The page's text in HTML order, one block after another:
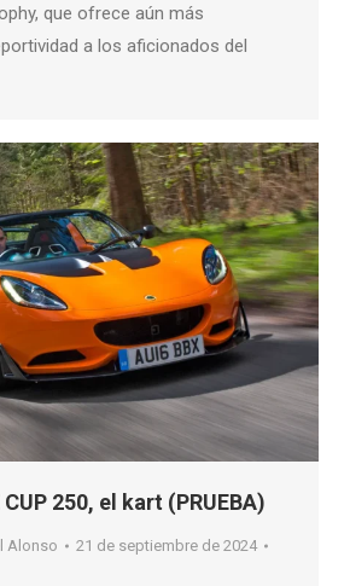
que ofrece aún más
a los aficionados del
CUP 250, el kart (PRUEBA)
Alonso
21 de septiembre de 2024